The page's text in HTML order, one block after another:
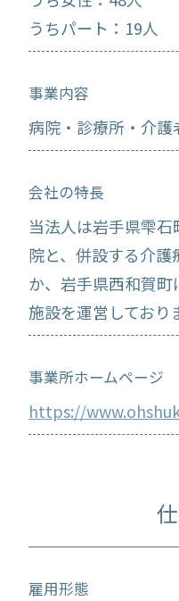
うちパート：19人
事業内容
病院・診療所・介
会社の特長
当法人は岩手県雫
院と、併設する介
か、岩手県西和賀
施設を運営しており
事業所ホームページ
https://
雇用形態